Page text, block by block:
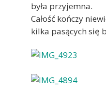
była przyjemna.
Całość kończy
kilka pasących się